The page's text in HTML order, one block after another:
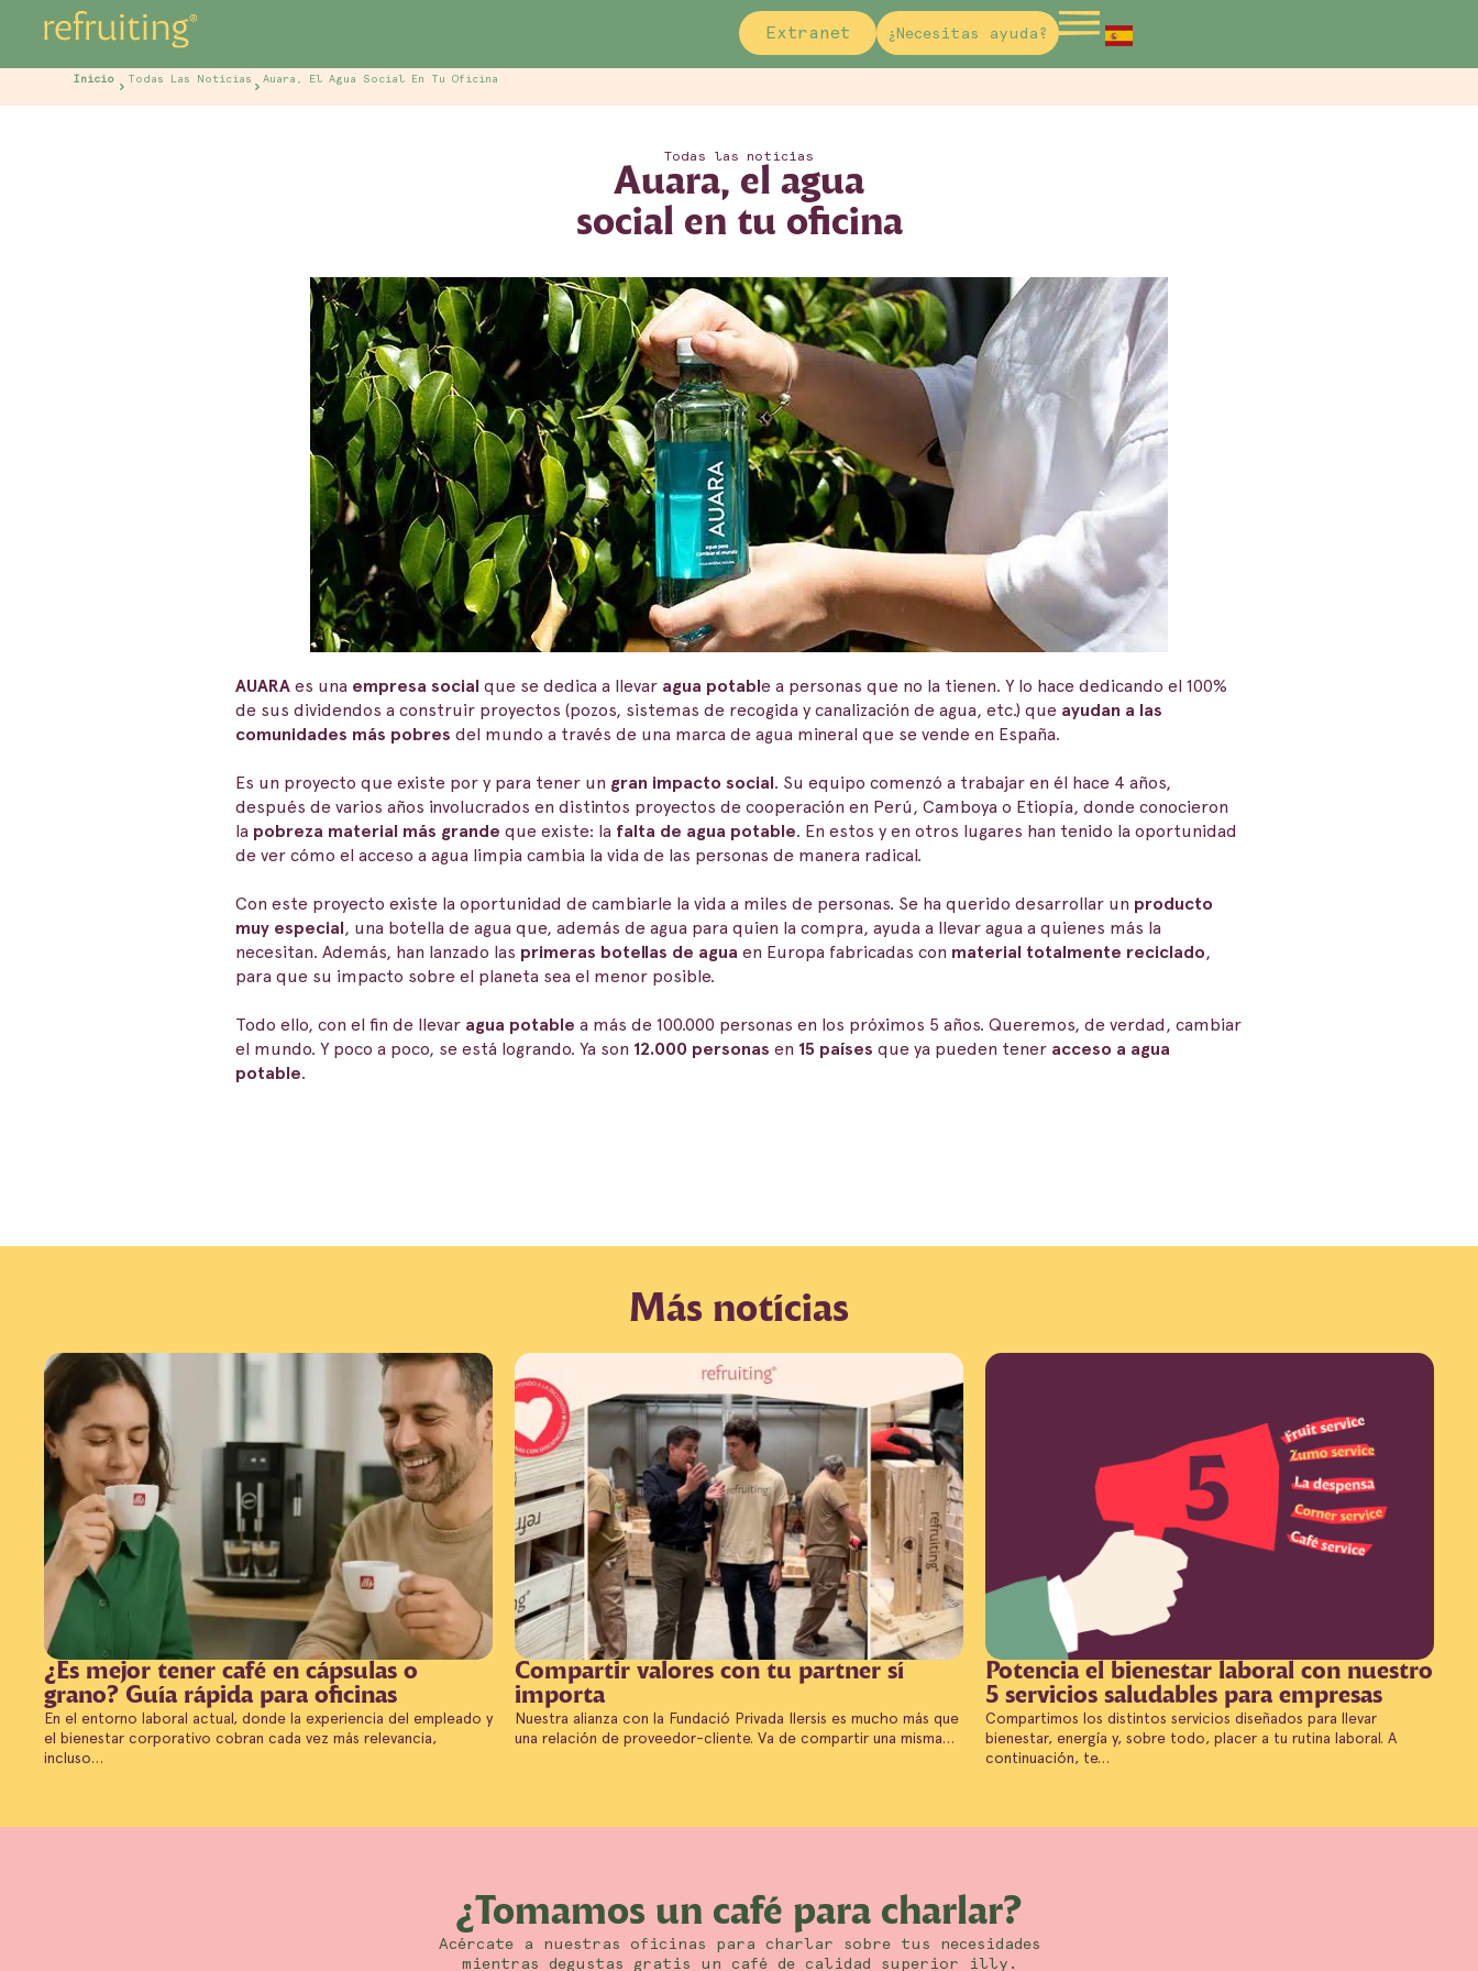
Extranet ¿Necesitas ayuda?
Inicio Todas Las Notícias Auara, El Agua Social En Tu Oficina
Todas las notícias
Auara, el agua
social en tu oficina
AUARA es una empresa social que se dedica a llevar agua potable a personas que no la tienen. Y lo hace dedicando el 100%
de sus dividendos a construir proyectos (pozos, sistemas de recogida y canalización de agua, etc.) que ayudan a las
comunidades más pobres del mundo a través de una marca de agua mineral que se vende en España.
Es un proyecto que existe por y para tener un gran impacto social. Su equipo comenzó a trabajar en él hace 4 años,
después de varios años involucrados en distintos proyectos de cooperación en Perú, Camboya o Etiopía, donde conocieron
la pobreza material más grande que existe: la falta de agua potable. En estos y en otros lugares han tenido la oportunidad
de ver cómo el acceso a agua limpia cambia la vida de las personas de manera radical.
Con este proyecto existe la oportunidad de cambiarle la vida a miles de personas. Se ha querido desarrollar un producto
muy especial, una botella de agua que, además de agua para quien la compra, ayuda a llevar agua a quienes más la
necesitan. Además, han lanzado las primeras botellas de agua en Europa fabricadas con material totalmente reciclado,
para que su impacto sobre el planeta sea el menor posible.
Todo ello, con el fin de llevar agua potable a más de 100.000 personas en los próximos 5 años. Queremos, de verdad, cambiar
el mundo. Y poco a poco, se está logrando. Ya son 12.000 personas en 15 países que ya pueden tener acceso a agua
potable.
Más notícias
¿Es mejor tener café en cápsulas o
grano? Guía rápida para oficinas
En el entorno laboral actual, donde la experiencia del empleado y
el bienestar corporativo cobran cada vez más relevancia,
incluso…
Compartir valores con tu partner sí
importa
Nuestra alianza con la Fundació Privada Ilersis es mucho más que
una relación de proveedor-cliente. Va de compartir una misma…
Potencia el bienestar laboral con nuestro
5 servicios saludables para empresas
Compartimos los distintos servicios diseñados para llevar
bienestar, energía y, sobre todo, placer a tu rutina laboral. A
continuación, te…
¿Tomamos un café para charlar?
Acércate a nuestras oficinas para charlar sobre tus necesidades
mientras degustas gratis un café de calidad superior illy.